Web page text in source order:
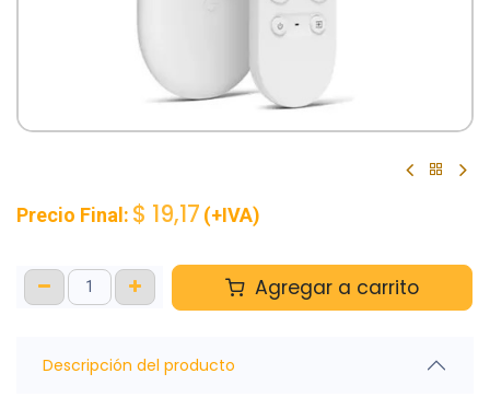
Precio Final: $ 19,17 (+IVA)
Agregar a carrito
Descripción del producto